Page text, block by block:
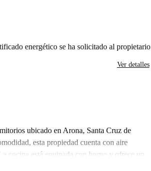
energético se ha solicitado al propietario
Ver detalles
ubicado en Arona, Santa Cruz de
esta propiedad cuenta con aire
cocina está equipada con horno y ofrece un
servicios como ascensor, acceso a la